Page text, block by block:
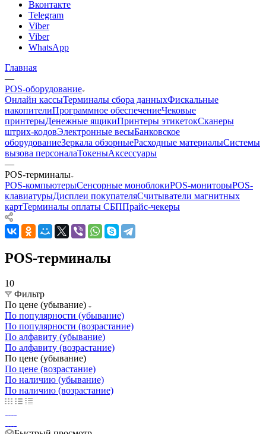
Вконтакте
Telegram
Viber
Viber
WhatsApp
Главная
—
POS-оборудование
Онлайн кассыТерминалы сбора данныхФискальные
накопителиПрограммное обеспечениеЧековые
принтерыДенежные ящикиПринтеры этикетокСканеры
штрих-кодовЭлектронные весыБанковское
оборудованиеЗеркала обзорныеРасходные материалыСистемы
вызова персоналаТокеныАксессуары
—
POS-терминалы
POS-компьютерыСенсорные моноблокиPOS-мониторыPOS-
клавиатурыДисплеи покупателяСчитыватели магнитных
картТерминалы оплаты СБППрайс-чекеры
POS-терминалы
10
Фильтр
По цене (убывание)
По популярности (убывание)
По популярности (возрастание)
По алфавиту (убывание)
По алфавиту (возрастание)
По цене (убывание)
По цене (возрастание)
По наличию (убывание)
По наличию (возрастание)